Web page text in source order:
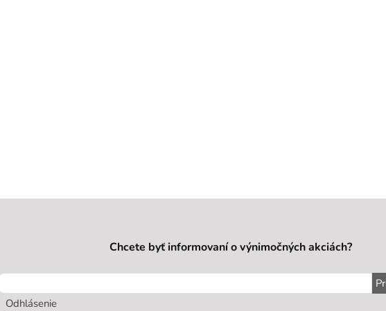
Chcete byť informovaní o výnimočných akciách?
Odhlásenie